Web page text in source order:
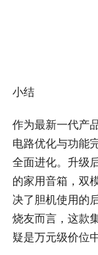
小结
作为最新一代产
电路优化与功能
全面进化。升级
的家用音箱，双
决了胆机使用的
烧友而言，这款
疑是万元级价位